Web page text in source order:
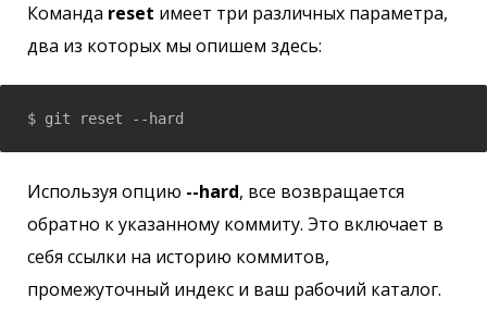
Команда reset имеет три различных параметра,
два из которых мы опишем здесь:
$ git reset --hard
Используя опцию --hard, все возвращается
обратно к указанному коммиту. Это включает в
себя ссылки на историю коммитов,
промежуточный индекс и ваш рабочий каталог.